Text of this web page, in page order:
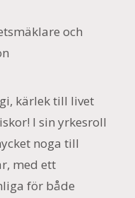
och
kärlek till livet
I sin yrkesroll
noga till
med ett
för både